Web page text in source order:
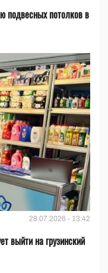
подвесных потолков в
28.07.2026 - 13:42
выйти на грузинский